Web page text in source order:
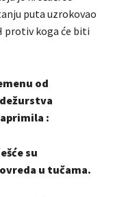
puta uzrokovao
protiv koga će biti
od
:
su
u tučama.